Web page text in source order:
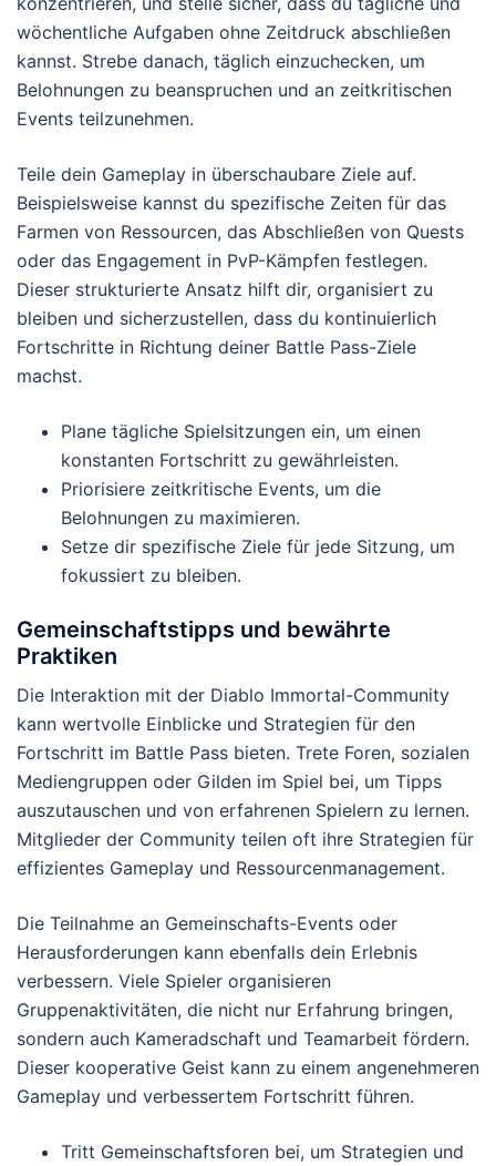
wöchentliche Aufgaben ohne Zeitdruck abschließen
kannst. Strebe danach, täglich einzuchecken, um
Belohnungen zu beanspruchen und an zeitkritischen
Events teilzunehmen.
Teile dein Gameplay in überschaubare Ziele auf.
Beispielsweise kannst du spezifische Zeiten für das
Farmen von Ressourcen, das Abschließen von Quests
oder das Engagement in PvP-Kämpfen festlegen.
Dieser strukturierte Ansatz hilft dir, organisiert zu
bleiben und sicherzustellen, dass du kontinuierlich
Fortschritte in Richtung deiner Battle Pass-Ziele
machst.
Plane tägliche Spielsitzungen ein, um einen
konstanten Fortschritt zu gewährleisten.
Priorisiere zeitkritische Events, um die
Belohnungen zu maximieren.
Setze dir spezifische Ziele für jede Sitzung, um
fokussiert zu bleiben.
Gemeinschaftstipps und bewährte
Praktiken
Die Interaktion mit der Diablo Immortal-Community
kann wertvolle Einblicke und Strategien für den
Fortschritt im Battle Pass bieten. Trete Foren, sozialen
Mediengruppen oder Gilden im Spiel bei, um Tipps
auszutauschen und von erfahrenen Spielern zu lernen.
Mitglieder der Community teilen oft ihre Strategien für
effizientes Gameplay und Ressourcenmanagement.
Die Teilnahme an Gemeinschafts-Events oder
Herausforderungen kann ebenfalls dein Erlebnis
verbessern. Viele Spieler organisieren
Gruppenaktivitäten, die nicht nur Erfahrung bringen,
sondern auch Kameradschaft und Teamarbeit fördern.
Dieser kooperative Geist kann zu einem angenehmeren
Gameplay und verbessertem Fortschritt führen.
Tritt Gemeinschaftsforen bei, um Strategien und